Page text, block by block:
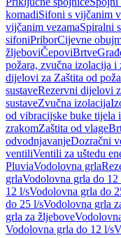
komadiSifoni s vijčanim
vijčanim vezamaSpiralni
sifoniPriborCijevne
žljeboviČepoviBrtve
požara, zvučna izolacija i
dijelovi za Zaštita od
sustaveRezervni dijelovi
sustaveZvučna izolacija
od vibracijske buke tijela
zrakomZaštita od vlage
odvodnjavanjeDozračni
ventiliVentili za uštedu
PluviaVodolovna grla
grlaVodolovna grla do 12
12 l/sVodolovna grla do
do 25 l/sVodolovna grla
grla za žljebove
Vodolovna grla do 12 l/s